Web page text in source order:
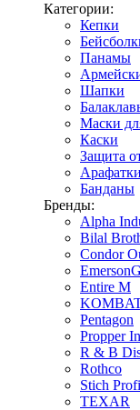
Категории:
Кепки
Панамы
Шапки
Маски
Каски
Защита
Банданы
Бренды:
Alpha
Bilal
Condor
Entire M
Pentagon
Propper
R & B
Rothco
Stich Profi
TEXAR